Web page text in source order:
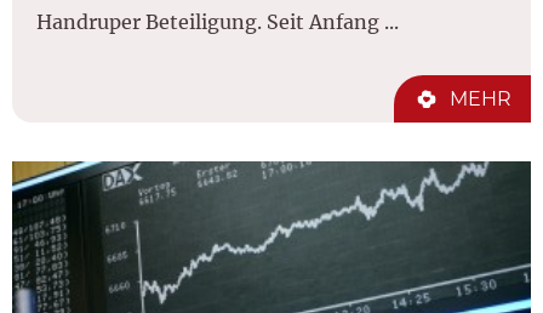
Handruper Beteiligung. Seit Anfang ...
MEHR